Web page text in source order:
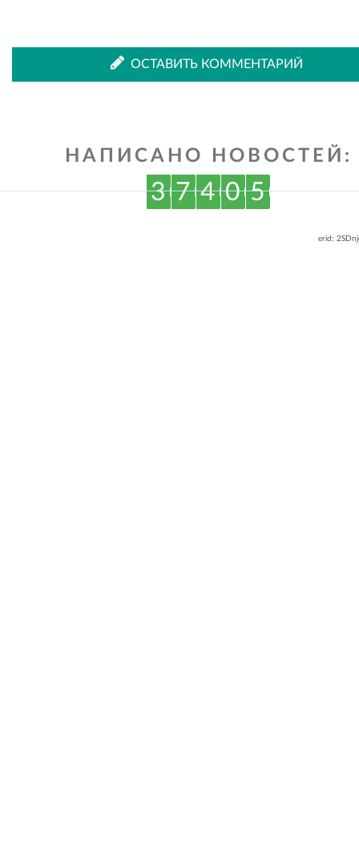
ОСТАВИТЬ КОММЕНТАРИЙ
НАПИСАНО НОВОСТЕЙ:
3 7 4 0 5
erid: